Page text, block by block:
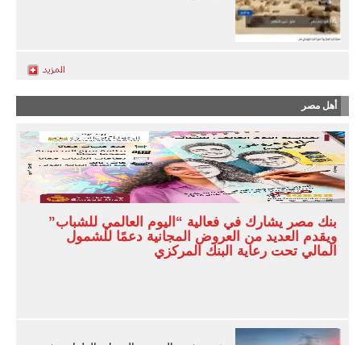
أهل مصر
بنك مصر يشارك في فعالية “اليوم العالمي للشباب”
ويقدم العديد من العروض المجانية دعمًا للشمول
المالي تحت رعاية البنك المركزي